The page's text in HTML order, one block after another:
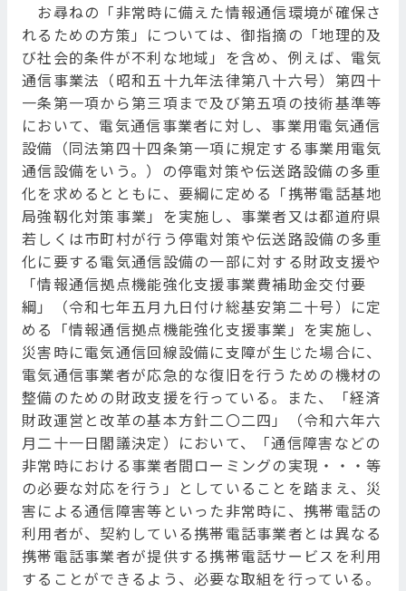
お尋ねの「非常時に備えた情報通信環境が確保さ
れるための方策」については、御指摘の「地理的及
び社会的条件が不利な地域」を含め、例えば、電気
通信事業法（昭和五十九年法律第八十六号）第四十
一条第一項から第三項まで及び第五項の技術基準等
において、電気通信事業者に対し、事業用電気通信
設備（同法第四十四条第一項に規定する事業用電気
通信設備をいう。）の停電対策や伝送路設備の多重
化を求めるとともに、要綱に定める「携帯電話基地
局強靱化対策事業」を実施し、事業者又は都道府県
若しくは市町村が行う停電対策や伝送路設備の多重
化に要する電気通信設備の一部に対する財政支援や
「情報通信拠点機能強化支援事業費補助金交付要
綱」（令和七年五月九日付け総基安第二十号）に定
める「情報通信拠点機能強化支援事業」を実施し、
災害時に電気通信回線設備に支障が生じた場合に、
電気通信事業者が応急的な復旧を行うための機材の
整備のための財政支援を行っている。また、「経済
財政運営と改革の基本方針二〇二四」（令和六年六
月二十一日閣議決定）において、「通信障害などの
非常時における事業者間ローミングの実現・・・等
の必要な対応を行う」としていることを踏まえ、災
害による通信障害等といった非常時に、携帯電話の
利用者が、契約している携帯電話事業者とは異なる
携帯電話事業者が提供する携帯電話サービスを利用
することができるよう、必要な取組を行っている。